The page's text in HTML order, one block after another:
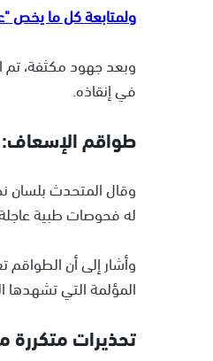
ولمتابعة كل ما يخص "عرب 48" يُمكنك متابعة قناتنا
وبعد جهود مكثفة، تم
في إنقاذه.
طواقم الإسعاف:
وقال المتحدث بلسان
له فحوصات طبية
وأشار إلى أن الطواقم
المؤلمة التي
تحذيرات